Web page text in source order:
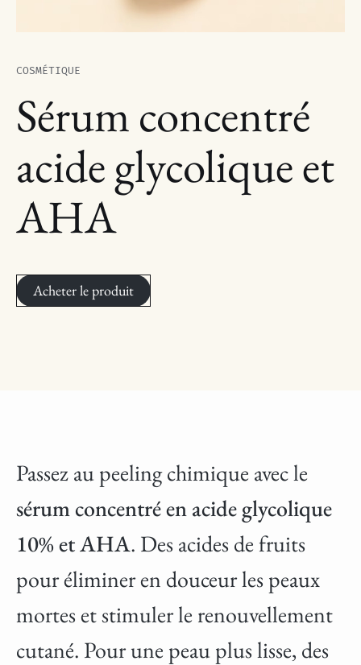
COSMÉTIQUE
Sérum concentré
acide glycolique et
AHA
Acheter le produit
Passez au peeling chimique avec le
sérum concentré en acide glycolique
10% et AHA. Des acides de fruits
pour éliminer en douceur les peaux
mortes et stimuler le renouvellement
cutané. Pour une peau plus lisse, des